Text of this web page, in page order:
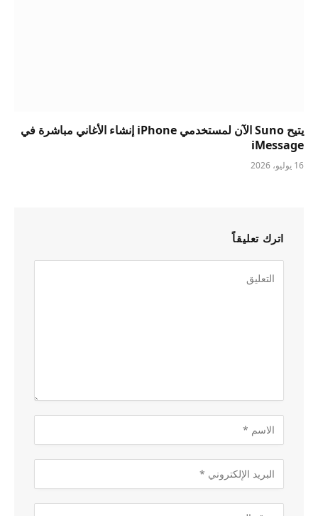
يتيح Suno الآن لمستخدمي iPhone إنشاء الأغاني مباشرة في
iMessage
16 يوليو، 2026
اترك تعليقاً